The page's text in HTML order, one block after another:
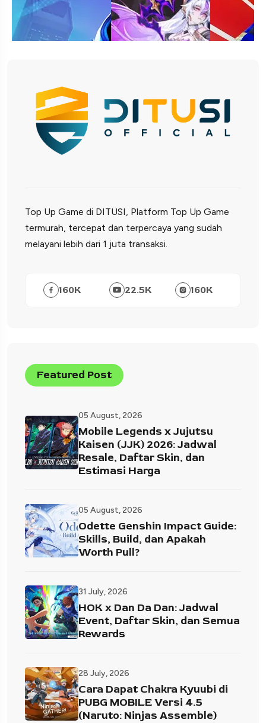
Top Up Game di DITUSI, Platform Top Up Game
termurah, tercepat dan terpercaya yang sudah
melayani lebih dari 1 juta transaksi.
160K 22.5K 160K
Featured Post
05 August, 2026
Mobile Legends x Jujutsu
Kaisen (JJK) 2026: Jadwal
Resale, Daftar Skin, dan
Estimasi Harga
05 August, 2026
Odette Genshin Impact Guide:
Skills, Build, dan Apakah
Worth Pull?
31 July, 2026
HOK x Dan Da Dan: Jadwal
Event, Daftar Skin, dan Semua
Rewards
28 July, 2026
Cara Dapat Chakra Kyuubi di
PUBG MOBILE Versi 4.5
(Naruto: Ninjas Assemble)